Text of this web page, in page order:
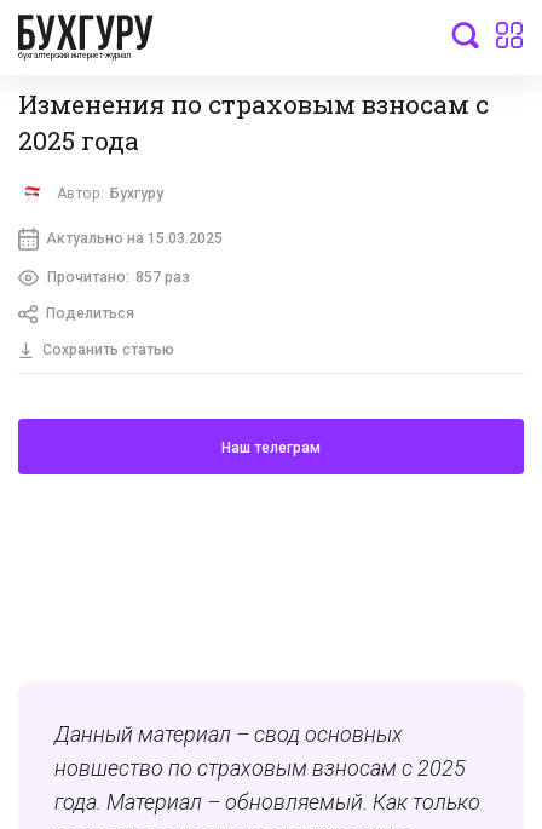
бухгалтерский интернет-журнал
Изменения по страховым взносам с
2025 года
Автор: Бухгуру
Актуально на 15.03.2025
Прочитано: 857 раз
Поделиться
Сохранить статью
Наш телеграм
Данный материал – свод основных
новшество по страховым взносам с 2025
года. Материал – обновляемый. Как только